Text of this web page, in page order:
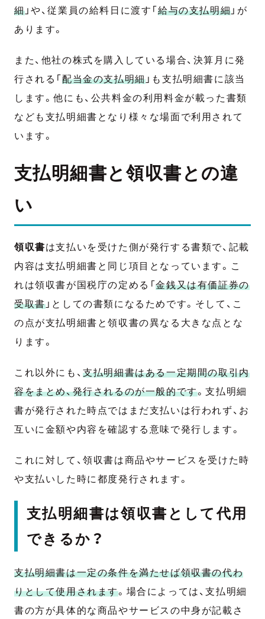
細」や、従業員の給料日に渡す「給与の支払明細 」が
あります。
また、他社の株式を購入している場合、決算月に発
行される「 配当金の支払明細」も支払明細書に該当
します。他にも、公共料金の利用料金が載った書類
なども支払明細書となり様々な場面で利用されて
います。
支払明細書と領収書との違
い
領収書は支払いを受けた側が発行する書類で、記載
内容は支払明細書と同じ項目となっています。こ
れは領収書が国税庁の定める「金銭又は有価証券の
受取書」としての書類になるためです。そして、こ
の点が支払明細書と領収書の異なる大きな点とな
ります。
これ以外にも、支払明細書はある一定期間の取引内
容をまとめ、発行されるのが一般的です。支払明細
書が発行された時点ではまだ支払いは行われず、お
互いに金額や内容を確認する意味で発行します。
これに対して、領収書は商品やサービスを受けた時
や支払いした時に都度発行されます。
支払明細書は領収書として代用
できるか？
支払明細書は一定の条件を満たせば領収書の代わ
りとして使用されます。場合によっては、支払明細
書の方が具体的な商品やサービスの中身が記載さ